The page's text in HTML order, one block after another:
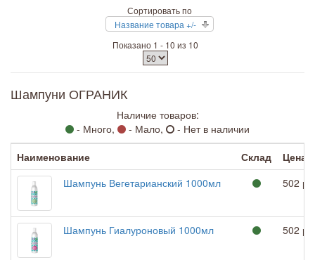
Сортировать по
Название товара +/-
Показано 1 - 10 из 10
Шампуни ОГРАНИК
Наличие товаров:
- Много,
- Мало,
- Нет в наличии
Наименование
Склад
Цена
Шампунь Вегетарианский 1000мл
502
Шампунь Гиалуроновый 1000мл 502